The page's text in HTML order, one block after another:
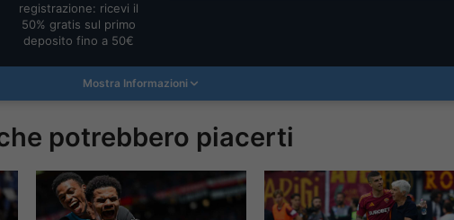
registrazione: ricevi il
50% gratis sul primo
deposito fino a 50€
Mostra Informazioni
potrebbero piacerti